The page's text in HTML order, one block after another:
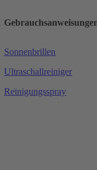
Sonnenbrillen
Ultraschallreiniger
Reinigungsspray